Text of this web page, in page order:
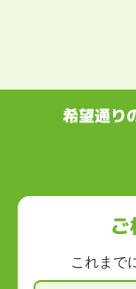
希望通り
これまで